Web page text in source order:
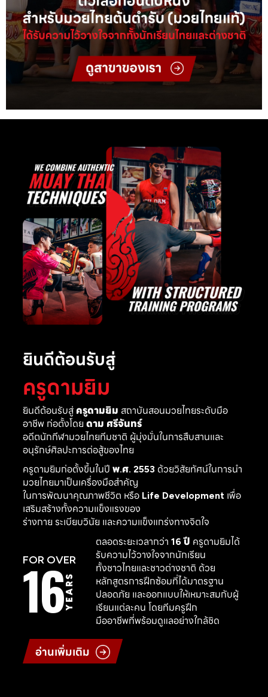
ยินดีต้อนรับสู่
ครูดามยิม
ยินดีต้อนรับสู่ ครูดามยิม สถาบันสอนมวยไทยระดับมือ
อาชีพ ก่อตั้งโดย ดาม ศรีจันทร์
อดีตนักกีฬามวยไทยทีมชาติ ผู้มุ่งมั่นในการสืบสานและ
อนุรักษ์ศิลปะการต่อสู้ของไทย
ครูดามยิมก่อตั้งขึ้นในปี พ.ศ. 2553ด้วยวิสัยทัศน์ในการนำ
มวยไทยมาเป็นเครื่องมือสำคัญ
ในการพัฒนาคุณภาพชีวิต หรือ Life Developmentเพื่อ
เสริมสร้างทั้งความแข็งแรงของ
ร่างกาย ระเบียบวินัย และความแข็งแกร่งทางจิตใจ
FOR OVER
16YEARS
ตลอดระยะเวลากว่า 16 ปี ครูดามยิมได้
รับความไว้วางใจจากนักเรียน
ทั้งชาวไทยและชาวต่างชาติ ด้วย
หลักสูตรการฝึกซ้อมที่ได้มาตรฐาน
ปลอดภัย และออกแบบให้เหมาะสมกับผู้
เรียนแต่ละคน โดยทีมครูฝึก
มืออาชีพที่พร้อมดูแลอย่างใกล้ชิด
อ่านเพิ่มเติม